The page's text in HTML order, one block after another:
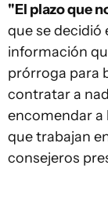
"El plazo que
que se decidió
información
prórroga para
contratar a
encomendar
que trabajan
consejeros